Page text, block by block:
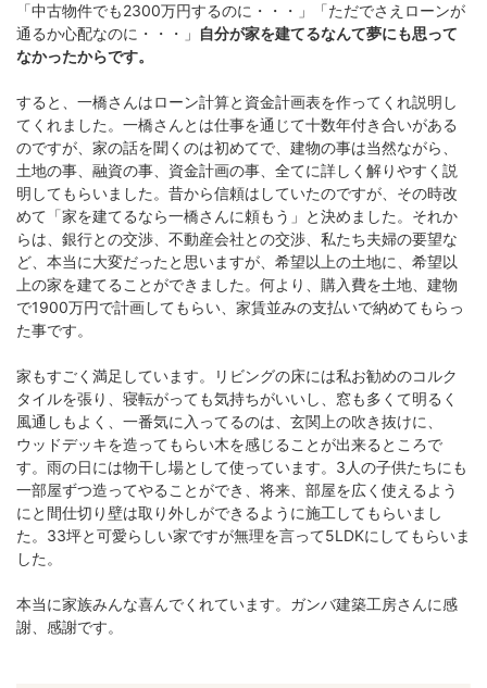
「中古物件でも2300万円するのに・・・」「ただでさえローンが
通るか心配なのに・・・」 自分が家を建てるなんて夢にも思って
なかったからです。
すると、一橋さんはローン計算と資金計画表を作ってくれ説明し
てくれました。一橋さんとは仕事を通じて十数年付き合いがある
のですが、家の話を聞くのは初めてで、建物の事は当然ながら、
土地の事、融資の事、資金計画の事、全てに詳しく解りやすく説
明してもらいました。昔から信頼はしていたのですが、その時改
めて「家を建てるなら一橋さんに頼もう」と決めました。それか
らは、銀行との交渉、不動産会社との交渉、私たち夫婦の要望な
ど、本当に大変だったと思いますが、希望以上の土地に、希望以
上の家を建てることができました。何より、購入費を土地、建物
で1900万円で計画してもらい、家賃並みの支払いで納めてもらっ
た事です。
家もすごく満足しています。リビングの床には私お勧めのコルク
タイルを張り、寝転がっても気持ちがいいし、窓も多くて明るく
風通しもよく、一番気に入ってるのは、玄関上の吹き抜けに、
ウッドデッキを造ってもらい木を感じることが出来るところで
す。雨の日には物干し場として使っています。3人の子供たちにも
一部屋ずつ造ってやることができ、将来、部屋を広く使えるよう
にと間仕切り壁は取り外しができるように施工してもらいまし
た。33坪と可愛らしい家ですが無理を言って5LDKにしてもらいま
した。
本当に家族みんな喜んでくれています。ガンバ建築工房さんに感
謝、感謝です。